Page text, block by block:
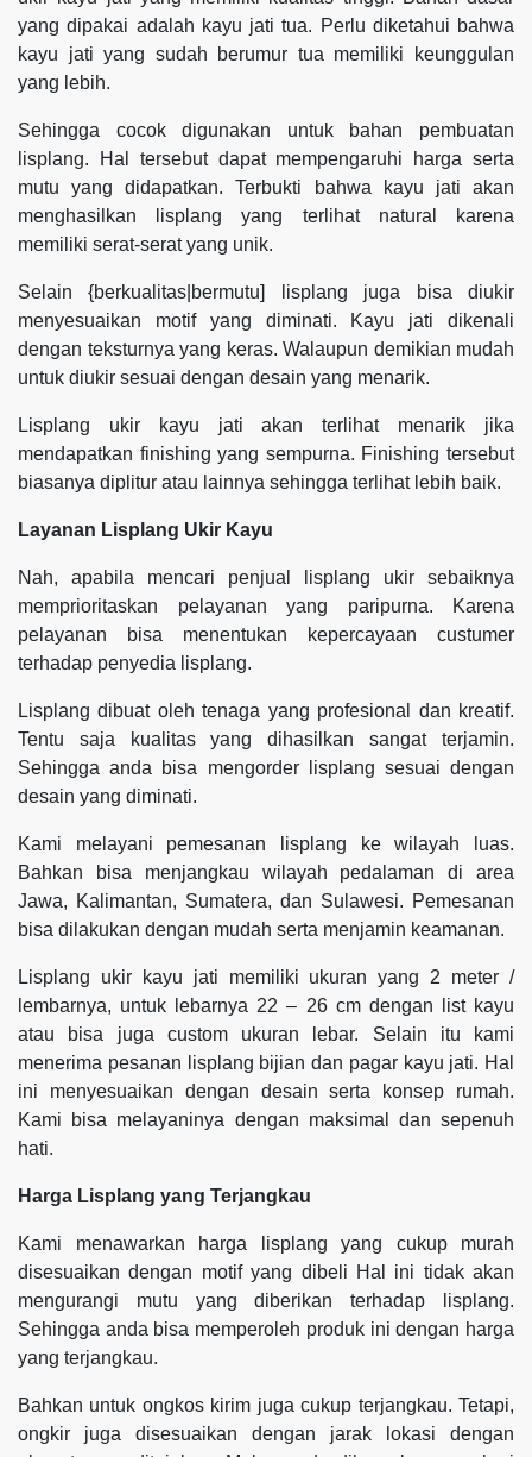
yang dipakai adalah kayu jati tua. Perlu diketahui bahwa
kayu jati yang sudah berumur tua memiliki keunggulan
yang lebih.
Sehingga cocok digunakan untuk bahan pembuatan
lisplang. Hal tersebut dapat mempengaruhi harga serta
mutu yang didapatkan. Terbukti bahwa kayu jati akan
menghasilkan lisplang yang terlihat natural karena
memiliki serat-serat yang unik.
Selain {berkualitas|bermutu] lisplang juga bisa diukir
menyesuaikan motif yang diminati. Kayu jati dikenali
dengan teksturnya yang keras. Walaupun demikian mudah
untuk diukir sesuai dengan desain yang menarik.
Lisplang ukir kayu jati akan terlihat menarik jika
mendapatkan finishing yang sempurna. Finishing tersebut
biasanya diplitur atau lainnya sehingga terlihat lebih baik.
Layanan Lisplang Ukir Kayu
Nah, apabila mencari penjual lisplang ukir sebaiknya
memprioritaskan pelayanan yang paripurna. Karena
pelayanan bisa menentukan kepercayaan custumer
terhadap penyedia lisplang.
Lisplang dibuat oleh tenaga yang profesional dan kreatif.
Tentu saja kualitas yang dihasilkan sangat terjamin.
Sehingga anda bisa mengorder lisplang sesuai dengan
desain yang diminati.
Kami melayani pemesanan lisplang ke wilayah luas.
Bahkan bisa menjangkau wilayah pedalaman di area
Jawa, Kalimantan, Sumatera, dan Sulawesi. Pemesanan
bisa dilakukan dengan mudah serta menjamin keamanan.
Lisplang ukir kayu jati memiliki ukuran yang 2 meter /
lembarnya, untuk lebarnya 22 – 26 cm dengan list kayu
atau bisa juga custom ukuran lebar. Selain itu kami
menerima pesanan lisplang bijian dan pagar kayu jati. Hal
ini menyesuaikan dengan desain serta konsep rumah.
Kami bisa melayaninya dengan maksimal dan sepenuh
hati.
Harga Lisplang yang Terjangkau
Kami menawarkan harga lisplang yang cukup murah
disesuaikan dengan motif yang dibeli Hal ini tidak akan
mengurangi mutu yang diberikan terhadap lisplang.
Sehingga anda bisa memperoleh produk ini dengan harga
yang terjangkau.
Bahkan untuk ongkos kirim juga cukup terjangkau. Tetapi,
ongkir juga disesuaikan dengan jarak lokasi dengan